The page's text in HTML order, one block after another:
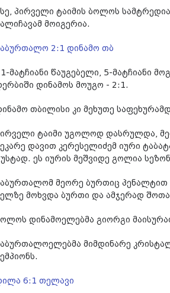
პირველი ტაიმის ბოლოს
მოიგერია.
2:1 დინამო თბ
მატჩიანი წაუგებელი, 5-მატჩიანი
დინამოს მოუგო - 2:1.
თბილისი კი მეხუთე
ტაიმი უგოლოდ დასრულდა,
დავით კერესელიძემ იური
ეს იურის მეშვიდე გოლია
მეორე ბურთიც პენალტით
მოხვდა ბურთი და ამჯერად
დინამოელებმა გიორგი
მიმდინარე
6:1 თელავი